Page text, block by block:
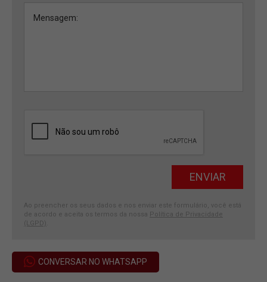
Ao preencher os seus dados e nos enviar este formulário, você está
de acordo e aceita os termos da nossa Política de Privacidade
(LGPD)
CONVERSAR NO WHATSAPP